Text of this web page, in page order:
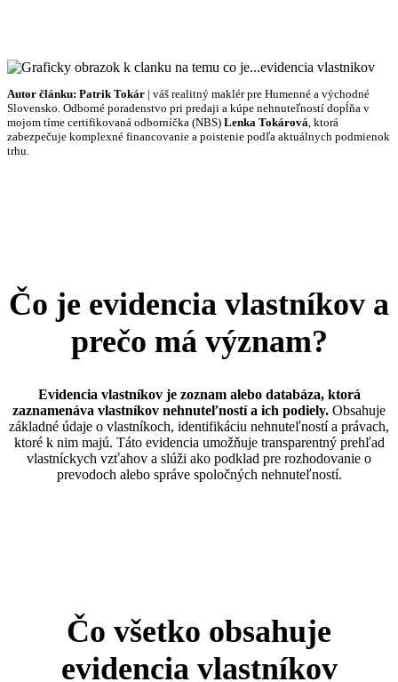
Autor článku: Patrik Tokár | váš realitný maklér pre Humenné a východné
Slovensko. Odborné poradenstvo pri predaji a kúpe nehnuteľností dopĺňa v
mojom tíme certifikovaná odborníčka (NBS) Lenka Tokárová, ktorá
zabezpečuje komplexné financovanie a poistenie podľa aktuálnych podmienok
trhu.
Čo je evidencia vlastníkov a
prečo má význam?
Evidencia vlastníkov je zoznam alebo databáza, ktorá
zaznamenáva vlastníkov nehnuteľností a ich podiely. Obsahuje
základné údaje o vlastníkoch, identifikáciu nehnuteľností a právach,
ktoré k nim majú. Táto evidencia umožňuje transparentný prehľad
vlastníckych vzťahov a slúži ako podklad pre rozhodovanie o
prevodoch alebo správe spoločných nehnuteľností.
Čo všetko obsahuje
evidencia vlastníkov